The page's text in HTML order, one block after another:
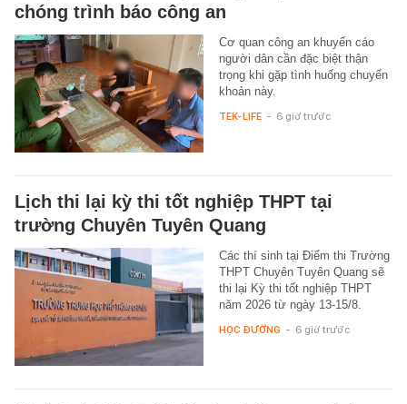
chóng trình báo công an
Cơ quan công an khuyến cáo
người dân cần đặc biệt thận
trọng khi gặp tình huống chuyển
khoản này.
TEK-LIFE - 6 giờ trước
Lịch thi lại kỳ thi tốt nghiệp THPT tại
trường Chuyên Tuyên Quang
Các thí sinh tại Điểm thi Trường
THPT Chuyên Tuyên Quang sẽ
thi lại Kỳ thi tốt nghiệp THPT
năm 2026 từ ngày 13-15/8.
HỌC ĐƯỜNG - 6 giờ trước